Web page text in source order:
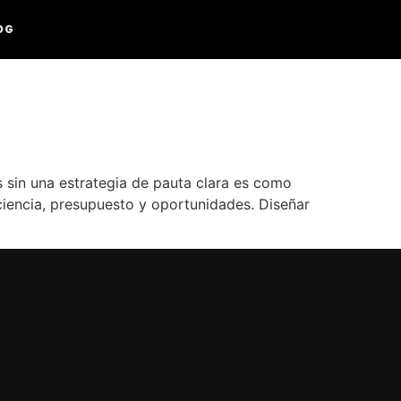
una estrategia de pauta clara es como
presupuesto y oportunidades. Diseñar